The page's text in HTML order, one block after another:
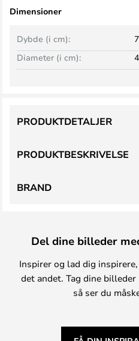
Dimensioner
Dybde (i cm):
7
Diameter (i cm):
PRODUKTBESKRIVELSE
PRODUKTDETALJER
BRAND
Del dine billeder
Inspirer og lad dig
det andet. Tag dine billeder
så ser du